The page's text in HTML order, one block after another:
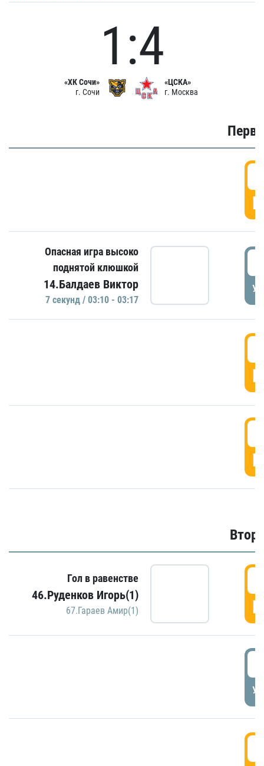
«ХК Сочи»
г. Сочи
1:4
«ЦСКА»
г. Москва
Опасная игра высоко
поднятой клюшкой
14.Балдаев Виктор
7 секунд / 03:10 - 03:17
Гол в равенстве
46.Руденков Игорь(1)
67.Гараев Амир(1)